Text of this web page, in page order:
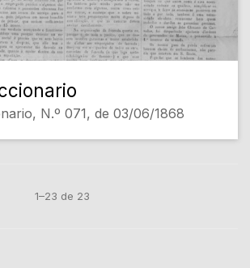
N.º 071, de 03/06/1868
1–23 de 23